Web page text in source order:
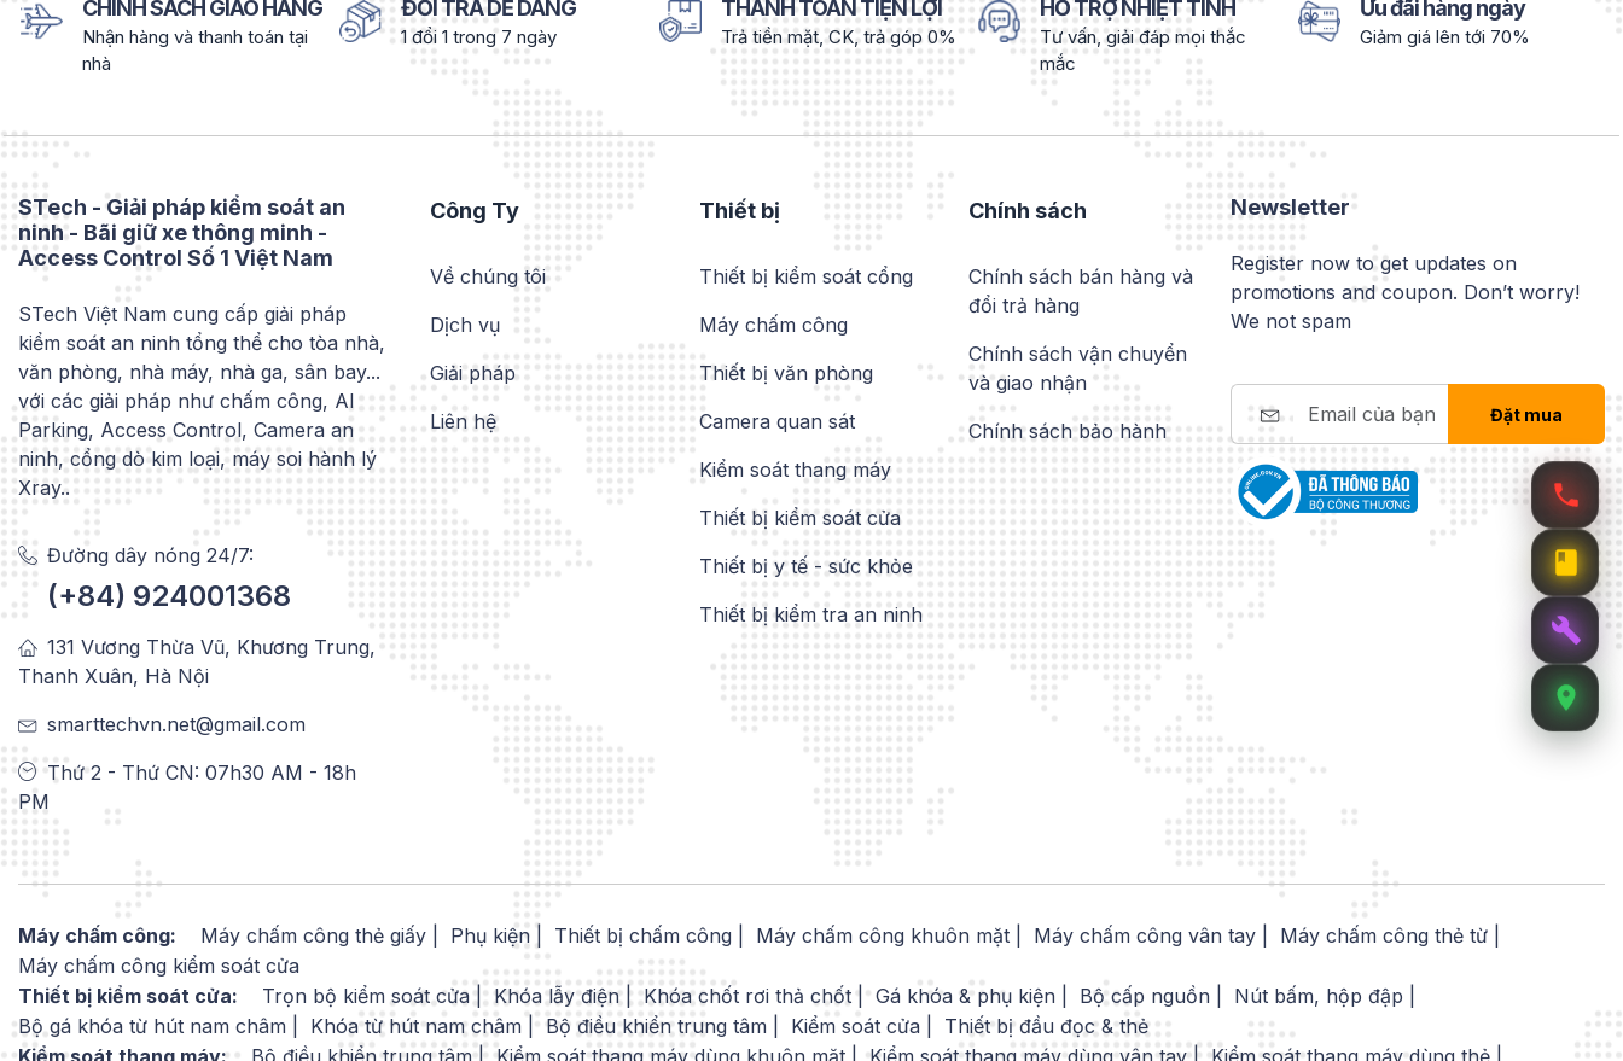
CHÍNH SÁCH GIAO HÀNG
Nhận hàng và thanh toán tại
nhà
ĐỔI TRẢ DỄ DÀNG
1 đổi 1 trong 7 ngày
THANH TOÁN TIỆN LỢI
Trả tiền mặt, CK, trả góp 0%
HỖ TRỢ NHIỆT TÌNH
Tư vấn, giải đáp mọi thắc
mắc
Ưu đãi hàng ngày
Giảm giá lên tới 70%
STech - Giải pháp kiểm soát an
ninh - Bãi giữ xe thông minh -
Access Control Số 1 Việt Nam
STech Việt Nam cung cấp giải pháp
kiểm soát an ninh tổng thể cho tòa nhà,
văn phòng, nhà máy, nhà ga, sân bay...
với các giải pháp như chấm công, AI
Parking, Access Control, Camera an
ninh, cổng dò kim loại, máy soi hành lý
Xray..
Đường dây nóng 24/7:
(+84) 924001368
131 Vương Thừa Vũ, Khương Trung,
Thanh Xuân, Hà Nội
smarttechvn.net@gmail.com
Thứ 2 - Thứ CN: 07h30 AM - 18h
PM
Công Ty
Về chúng tôi
Dịch vụ
Giải pháp
Liên hệ
Thiết bị
Thiết bị kiểm soát cổng
Máy chấm công
Thiết bị văn phòng
Camera quan sát
Kiểm soát thang máy
Thiết bị kiểm soát cửa
Thiết bị y tế - sức khỏe
Thiết bị kiểm tra an ninh
Chính sách
Chính sách bán hàng và
đổi trả hàng
Chính sách vận chuyển
và giao nhận
Chính sách bảo hành
Newsletter
Register now to get updates on
promotions and coupon. Don’t worry!
We not spam
Đặt mua
Máy chấm công: Máy chấm công thẻ giấy Phụ kiện Thiết bị chấm công Máy chấm công khuôn mặt Máy chấm công vân tay
Máy chấm công thẻ từ
Máy chấm công kiểm soát cửa
Thiết bị kiểm soát cửa:
Trọn bộ kiểm soát cửa Khóa lẫy điện Khóa chốt rơi thả chốt Gá khóa & phụ kiện Bộ cấp nguồn
Nút bấm, hộp đập
Bộ gá khóa từ hút nam châm
Khóa từ hút nam châm Bộ điều khiển trung tâm Kiểm soát cửa
Thiết bị đầu đọc & thẻ